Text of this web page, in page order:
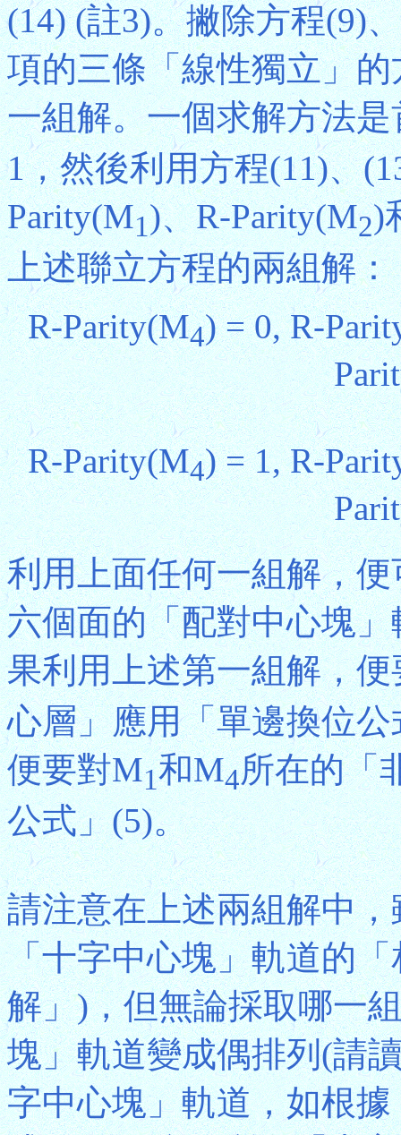
(14) (註3)。撇除方程(9)
項的三條「線性獨立」
一組解。一個求解方法
1，然後利用方程(11)、
Parity(M1)、R-Parity(M2)
上述聯立方程的兩組解：
R-Parity(M4) = 0, R-
R-Parity(M4) = 1, R-
利用上面任何一組解，
六個面的「配對中心塊
果利用上述第一組解，
心層」應用「單邊換位
便要對M1和M4所在的「
公式」(5)。
請注意在上述兩組解中
「十字中心塊」軌道的
解」)，但無論採取哪一
塊」軌道變成偶排列(請
字中心塊」軌道，如根